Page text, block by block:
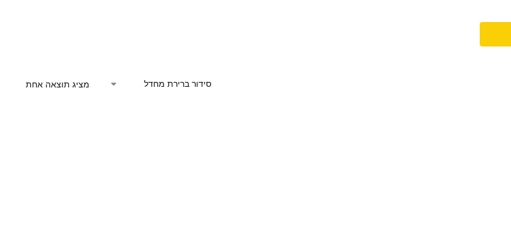
מציג תוצאה אחת